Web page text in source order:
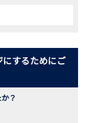
するためにご
？